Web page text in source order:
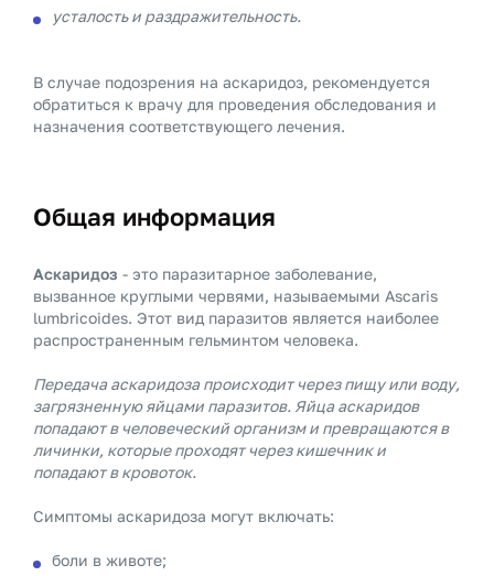
усталость и раздражительность.
В случае подозрения на аскаридоз, рекомендуется
обратиться к врачу для проведения обследования и
назначения соответствующего лечения.
Общая информация
Аскаридоз - это паразитарное заболевание,
вызванное круглыми червями, называемыми Ascaris
lumbricoides. Этот вид паразитов является наиболее
распространенным гельминтом человека.
Передача аскаридоза происходит через пищу или воду,
загрязненную яйцами паразитов. Яйца аскаридов
попадают в человеческий организм и превращаются в
личинки, которые проходят через кишечник и
попадают в кровоток.
Симптомы аскаридоза могут включать:
боли в животе;